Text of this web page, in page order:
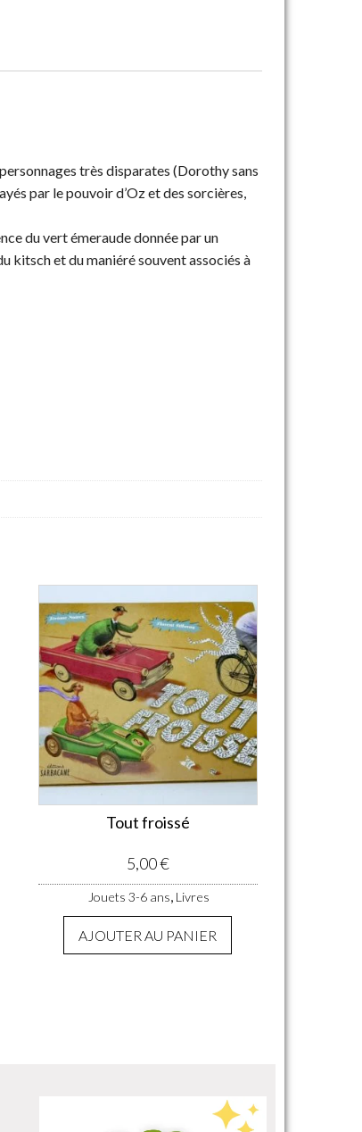
très disparates (Dorothy sans
par le pouvoir d’Oz et des sorcières,
du vert émeraude donnée par un
kitsch et du maniéré souvent associés à
Tout froissé
5,00€
Jouets 3-6 ans, Livres
AJOUTER AU PANIER